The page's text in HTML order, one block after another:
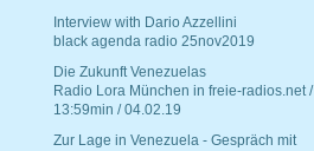
Interview with Dario Azzellini
black agenda radio 25nov2019
Die Zukunft Venezuelas
Radio Lora München in freie-radios.net /
13:59min / 04.02.19
Zur Lage in Venezuela - Gespräch mit